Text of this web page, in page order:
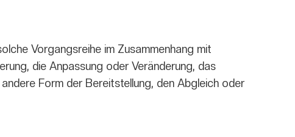
Vorgangsreihe im Zusammenhang mit
die Anpassung oder Veränderung, das
Form der Bereitstellung, den Abgleich oder